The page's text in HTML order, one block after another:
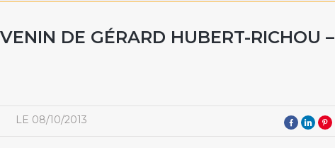
DE GÉRARD HUBERT-RICHOU –
LE 08/10/2013